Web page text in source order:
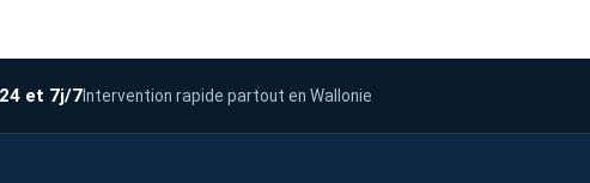
et 7j/7Intervention rapide partout en Wallonie